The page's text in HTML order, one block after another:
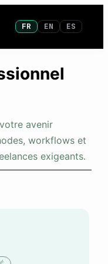
FR EN ES
avenir
workflows et
exigeants.